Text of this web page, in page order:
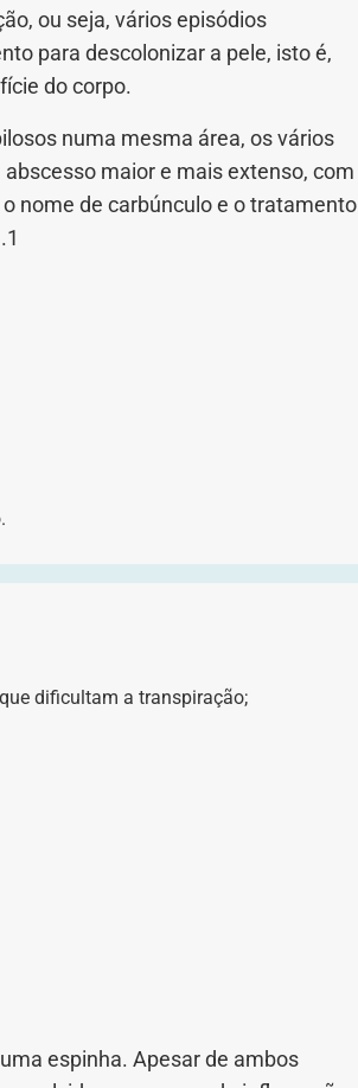
ou seja, vários episódios
para descolonizar a pele, isto é,
do corpo.
numa mesma área, os vários
maior e mais extenso, com
nome de carbúnculo e o tratamento
dificultam a transpiração;
espinha. Apesar de ambos